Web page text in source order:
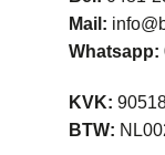
Mail:
Whatsapp:
KVK:
BTW: